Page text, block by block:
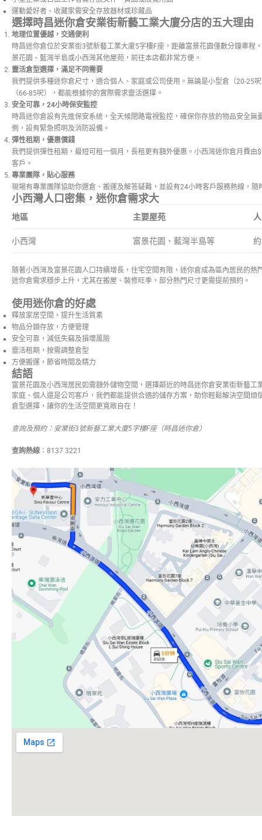
運動愛好者、收藏家需安全存放器材或珍藏品
選擇時昌迷你倉安業街新藝工業大廈分店的五大理由
地理位置優越，交通便利
時昌迷你倉位於安業街3號新藝工業大廈5字樓F座，距離富景花園僅數分鐘車程
景花園、藍灣半島或小西灣其他屋苑，前往本店都非常方便。
靈活倉型選擇，滿足不同需要
我們提供多種迷你倉尺寸，適合個人、家庭或公司使用。無論是小型倉（20-25
（66-85呎），都能根據你的實際需求靈活選擇。
安全可靠， 24小時保安監控
時昌迷你倉設有先進保安系統，全天候閉路電視監控，確保你存放的物品安全無
例，設有緊急照明及消防設備。
彈性租期，優惠價錢
我們提供彈性租期，最短可租一個月，長租更有額外優惠。小西灣迷你倉月費由
客戶。
專業團隊，貼心服務
現場有專業團隊協助你選倉、搬運及解答疑難，並設有24小時客戶服務熱線，隨
小西灣人口密集，迷你倉需求大
地區 主要屋苑
小西灣 富景花園、藍灣半島等
隨著小西灣及富景花園人口持續增長，住宅空間有限，迷你倉成為區內居民的熱
迷你倉需求穩步上升，尤其在搬屋、裝修旺季，部分熱門尺寸更需提前預約。
使用迷你倉的好處
釋放家居空間，提升生活質素
物品分類存放，方便管理
安全可靠，減低失竊及損壞風險
靈活租期，按需調整倉型
方便搬運，節省時間及精力
結語
富景花園及小西灣居民如需額外儲物空間，選擇鄰近的時昌迷你倉安業街新藝工
家庭、個人還是公司客戶，我們都能提供合適的儲存方案，助你輕鬆解決空間煩
倉型選擇，讓你的生活空間更寬敞自在！
查詢及預約：安業街3 號新藝工業大廈5字樓F座（時昌迷你倉）
查詢熱線 ：8137 3221